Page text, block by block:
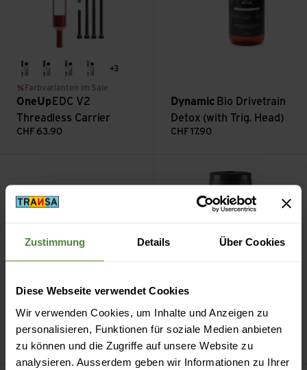
Zustimmung Details Über Cookies
Diese Webseite verwendet Cookies
Wir verwenden Cookies, um Inhalte und Anzeigen zu
personalisieren, Funktionen für soziale Medien anbieten
zu können und die Zugriffe auf unsere Website zu
analysieren. Ausserdem geben wir Informationen zu Ihrer
Red blackbluegreen
+3
Farbvarianten im Sale
OneUp EDC V2
Threadless Carrier
CHF 63.90
Dynamic Bio Drivetrain
Detox (with Trig. Head)
CHF 17.90
SchwalbeNatural Bike
Soap Starter Set
CHF 29.90
EliteByasi
Werkzeugbidon
9.90